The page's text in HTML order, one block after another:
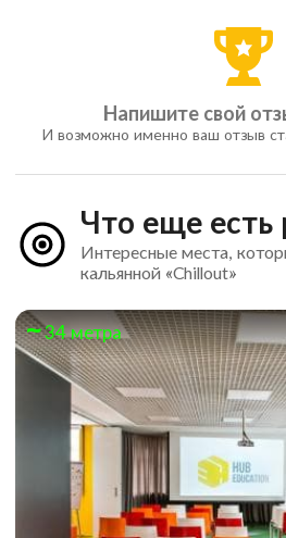
Напишите свой
И возможно именно ваш отзыв
Что еще есть
Интересные места,
кальянной «Chillout»
34 метра